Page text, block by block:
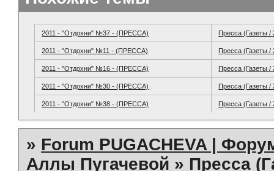
2011 - "Отдохни" №37 - (ПРЕССА) Пресса (Газеты
2011 - "Отдохни" №11 - (ПРЕССА) Пресса (Газеты
2011 - "Отдохни" №16 - (ПРЕССА) Пресса (Газеты
2011 - "Отдохни" №30 - (ПРЕССА) Пресса (Газеты
2011 - "Отдохни" №38 - (ПРЕССА) Пресса (Газеты
» Forum PUGACHEVA |
Аллы Пугачевой » Пресса